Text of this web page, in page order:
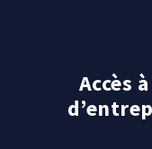
Accès